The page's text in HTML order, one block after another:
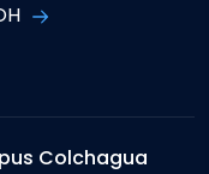
Colchagua